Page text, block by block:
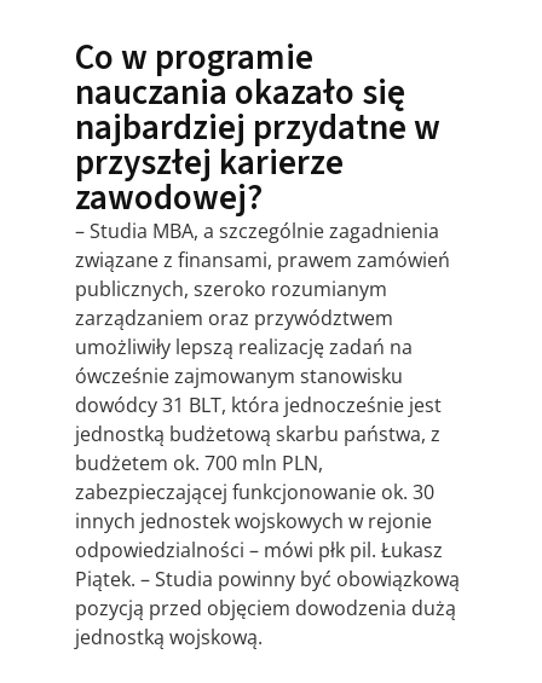
Co w programie
nauczania okazało się
najbardziej przydatne w
przyszłej karierze
zawodowej?
– Studia MBA, a szczególnie zagadnienia
związane z finansami, prawem zamówień
publicznych, szeroko rozumianym
zarządzaniem oraz przywództwem
umożliwiły lepszą realizację zadań na
ówcześnie zajmowanym stanowisku
dowódcy 31 BLT, która jednocześnie jest
jednostką budżetową skarbu państwa, z
budżetem ok. 700 mln PLN,
zabezpieczającej funkcjonowanie ok. 30
innych jednostek wojskowych w rejonie
odpowiedzialności – mówi płk pil. Łukasz
Piątek. – Studia powinny być obowiązkową
pozycją przed objęciem dowodzenia dużą
jednostką wojskową.